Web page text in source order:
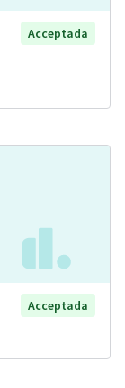
Acceptada
Acceptada